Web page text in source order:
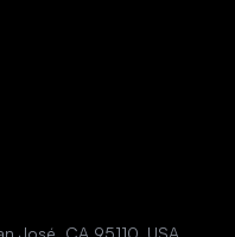
José, CA 95110, USA